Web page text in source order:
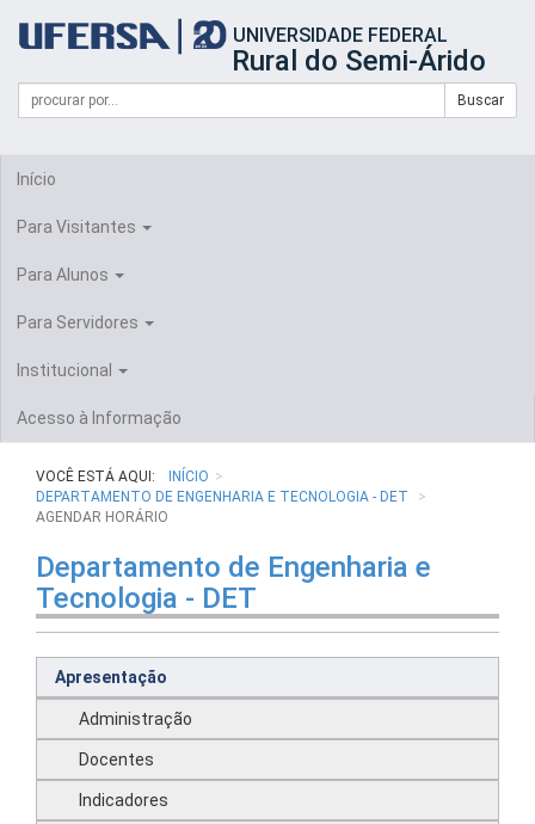
portal
UFERSA
UNIVERSIDADE FEDERAL
Rural do Semi-Árido
Formulário
Busca
Campo
de
Buscar
Início
Para Visitantes
Para Alunos
Para Servidores
Institucional
Acesso à Informação
VOCÊ ESTÁ AQUI:
INÍCIO
DEPARTAMENTO DE ENGENHARIA E TECNOLOGIA - DET
AGENDAR HORÁRIO
Departamento de Engenharia e
Tecnologia - DET
Apresentação
Administração
Docentes
Indicadores